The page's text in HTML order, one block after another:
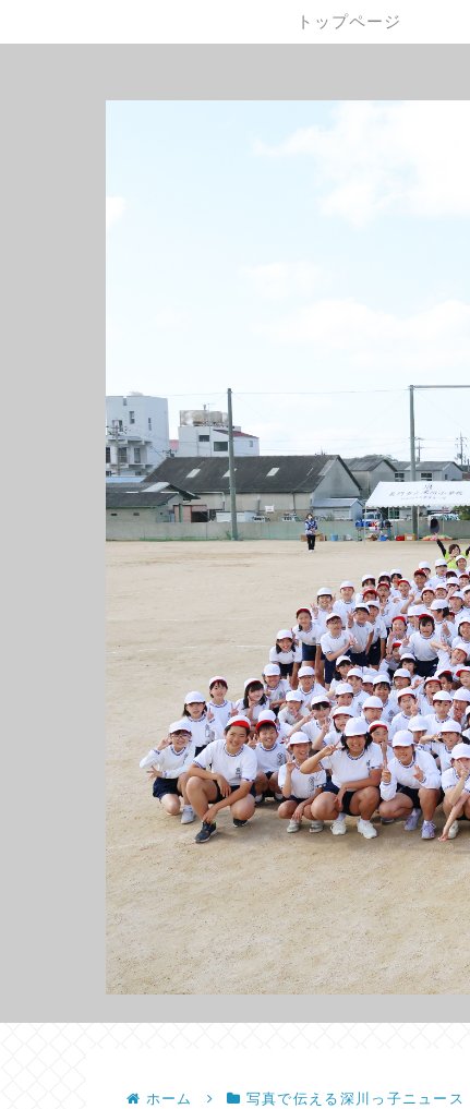
トップページ
ホーム 写真で伝える深川っ子ニュース